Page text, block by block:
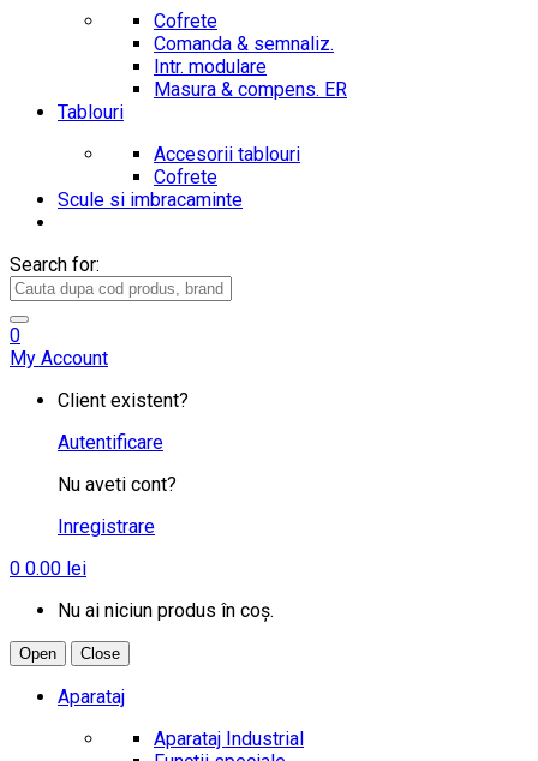
Cofrete
Comanda & semnaliz.
Intr. modulare
Masura & compens. ER
Tablouri
Accesorii tablouri
Cofrete
Scule si imbracaminte
Search for:
0
My Account
Client existent?
Autentificare
Nu aveti cont?
Inregistrare
0 0.00 lei
Nu ai niciun produs în coș.
Open Close
Aparataj
Aparataj Industrial